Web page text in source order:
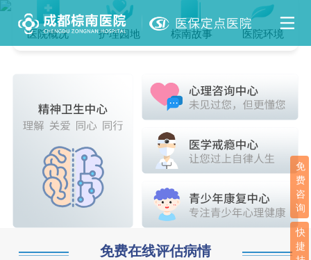
医院概况 护理园地 棕南故事 医院环境
免费在线评估病情
免
费
咨
询
快
捷